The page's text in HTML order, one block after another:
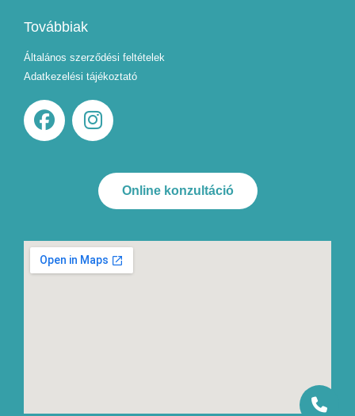
Továbbiak
Általános szerződési feltételek
Adatkezelési tájékoztató
Online konzultáció